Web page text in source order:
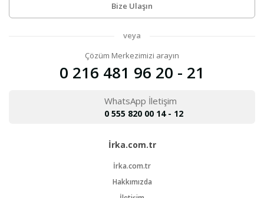
Bize Ulaşın
veya
Çözüm Merkezimizi arayın
0 216 481 96 20 - 21
WhatsApp İletişim
0 555 820 00 14 - 12
İrka.com.tr
İrka.com.tr
Hakkımızda